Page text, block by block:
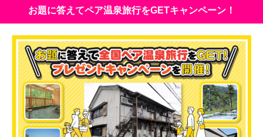
お題に答えてペア温泉旅行をGETキャンペーン！